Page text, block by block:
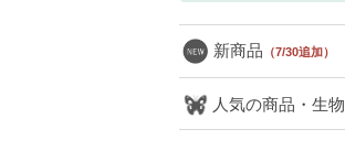
新商品 （7/30追加）
人気の商品・生物